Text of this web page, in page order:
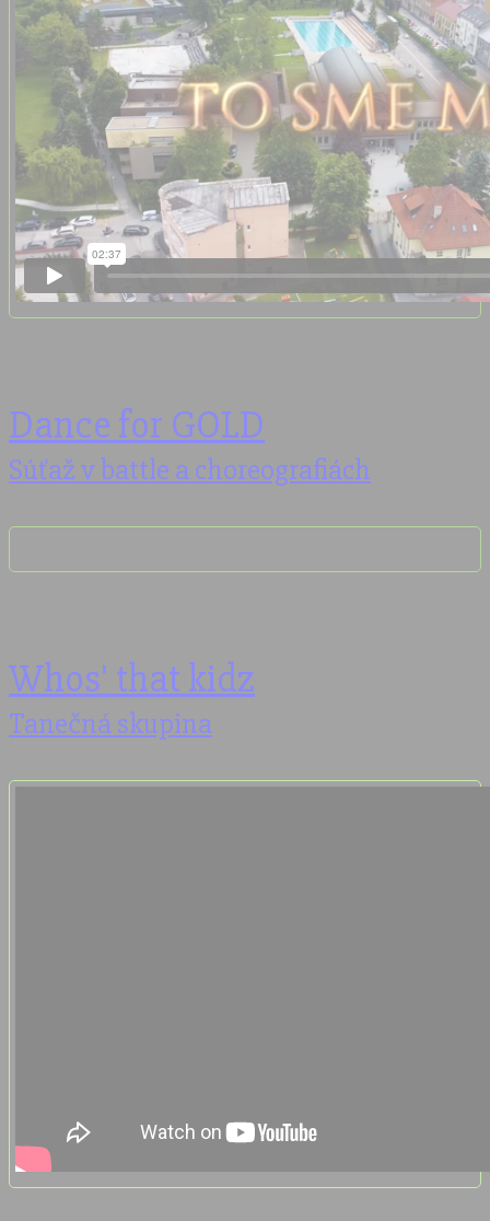
Dance for GOLD
Súťaž v battle a choreografiách
Whos' that kidz
Tanečná skupina